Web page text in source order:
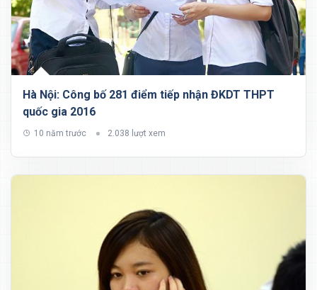
Hà Nội: Công bố 281 điểm tiếp nhận ĐKDT THPT
quốc gia 2016
10 năm trước 2.038 lượt xem